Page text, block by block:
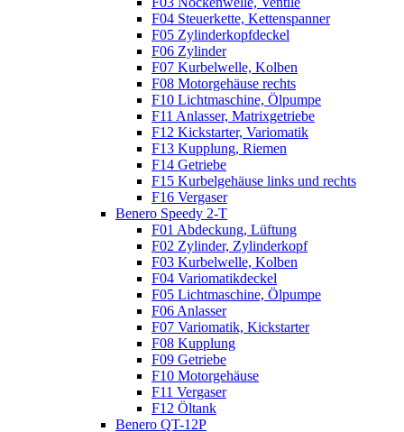
F04 Steuerkette, Kettenspanner
F05 Zylinderkopfdeckel
F06 Zylinder
F07 Kurbelwelle, Kolben
F08 Motorgehäuse rechts
F10 Lichtmaschine, Ölpumpe
F11 Anlasser, Matrixgetriebe
F12 Kickstarter, Variomatik
F13 Kupplung, Riemen
F14 Getriebe
F15 Kurbelgehäuse links und rechts
F16 Vergaser
Benero Speedy 2-T
F01 Abdeckung, Lüftung
F02 Zylinder, Zylinderkopf
F03 Kurbelwelle, Kolben
F04 Variomatikdeckel
F05 Lichtmaschine, Ölpumpe
F06 Anlasser
F07 Variomatik, Kickstarter
F08 Kupplung
F09 Getriebe
F10 Motorgehäuse
F11 Vergaser
F12 Öltank
Benero QT-12P